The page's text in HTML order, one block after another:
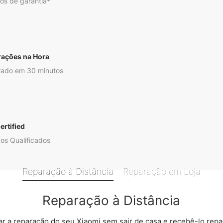
na Hora
em 30 minutos
Qualificados
Reparação à Distância Reparação em Loja
Reparação à Distância